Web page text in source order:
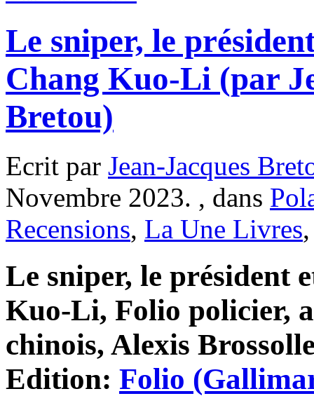
Le sniper, le
Chang Kuo-Li (par
Bretou)
Ecrit par Jean-Jacques
Novembre 2023. , dans
Recensions, La Une Livres
Le sniper, le président
Kuo-Li, Folio policier,
chinois, Alexis
Edition: Folio